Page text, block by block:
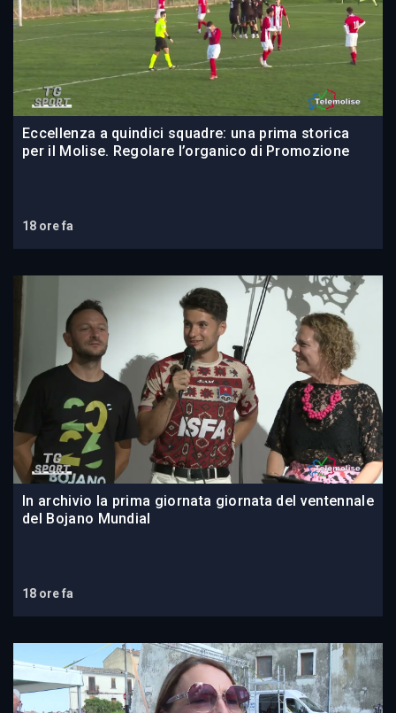
Eccellenza a quindici squadre: una prima storica
per il Molise. Regolare l’organico di Promozione
18 ore fa
In archivio la prima giornata giornata del ventennale
del Bojano Mundial
18 ore fa